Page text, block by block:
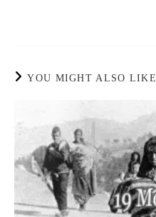
YOU MIGHT ALSO LIKE